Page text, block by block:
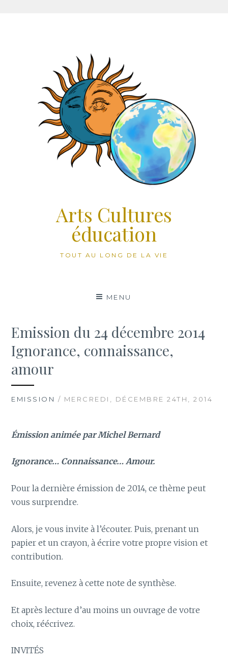
Arts Cultures
éducation
TOUT AU LONG DE LA VIE
MENU
Emission du 24 décembre 2014
Ignorance, connaissance,
amour
EMISSION / MERCREDI, DÉCEMBRE 24TH, 2014
Émission animée par Michel Bernard
Ignorance… Connaissance… Amour.
Pour la dernière émission de 2014, ce thème peut
vous surprendre.
Alors, je vous invite à l’écouter. Puis, prenant un
papier et un crayon, à écrire votre propre vision et
contribution.
Ensuite, revenez à cette note de synthèse.
Et après lecture d’au moins un ouvrage de votre
choix, réécrivez.
INVITÉS